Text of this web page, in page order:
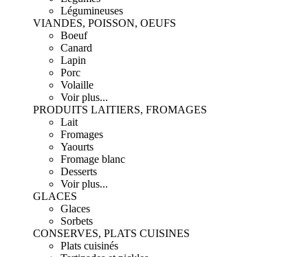
Légumineuses
VIANDES, POISSON, OEUFS
Boeuf
Canard
Lapin
Porc
Volaille
Voir plus...
PRODUITS LAITIERS, FROMAGES
Lait
Fromages
Yaourts
Fromage blanc
Desserts
Voir plus...
GLACES
Glaces
Sorbets
CONSERVES, PLATS CUISINES
Plats cuisinés